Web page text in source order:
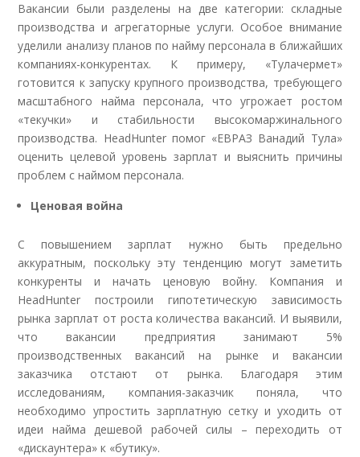
Вакансии были разделены на две категории: складные
производства и агрегаторные услуги. Особое внимание
уделили анализу планов по найму персонала в ближайших
компаниях-конкурентах. К примеру, «Тулачермет»
готовится к запуску крупного производства, требующего
масштабного найма персонала, что угрожает ростом
«текучки» и стабильности высокомаржинального
производства. HeadHunter помог «ЕВРАЗ Ванадий Тула»
оценить целевой уровень зарплат и выяснить причины
проблем с наймом персонала.
Ценовая война
С повышением зарплат нужно быть предельно
аккуратным, поскольку эту тенденцию могут заметить
конкуренты и начать ценовую войну. Компания и
HeadHunter построили гипотетическую зависимость
рынка зарплат от роста количества вакансий. И выявили,
что вакансии предприятия занимают 5%
производственных вакансий на рынке и вакансии
заказчика отстают от рынка. Благодаря этим
исследованиям, компания-заказчик поняла, что
необходимо упростить зарплатную сетку и уходить от
идеи найма дешевой рабочей силы – переходить от
«дискаунтера» к «бутику».